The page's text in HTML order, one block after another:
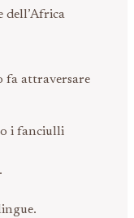
dell’Africa
fa attraversare
i fanciulli